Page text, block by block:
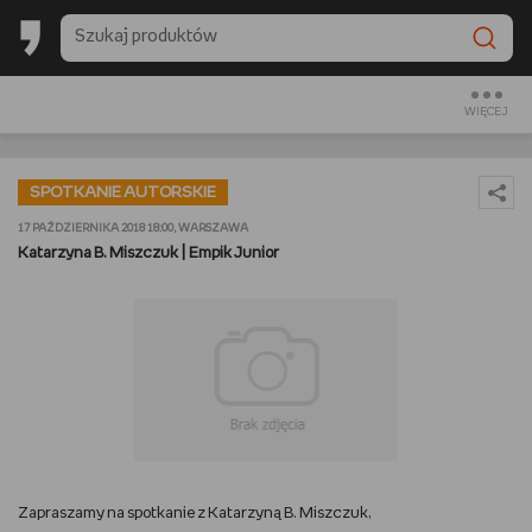
WIĘCEJ
BESTSELLERY EMPIKU 2025
OGLĄDAM
URZĄDZAM I DEKORUJĘ
SPOTKANIE AUTORSKIE
17 PAŹDZIERNIKA 2018 18:00, WARSZAWA
Katarzyna B. Miszczuk | Empik Junior
Zapraszamy na spotkanie z Katarzyną B. Miszczuk,